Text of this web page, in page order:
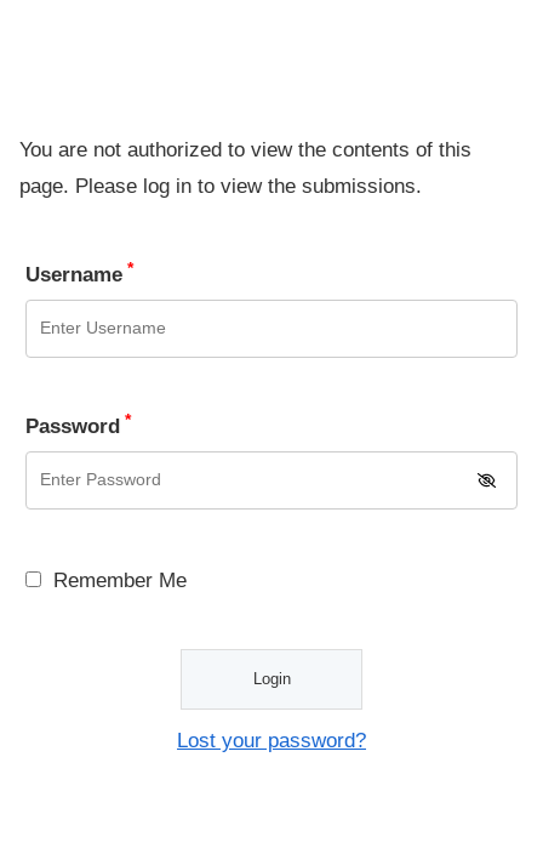
You are not authorized to view the contents of this
page. Please log in to view the submissions.
Username *
Password *
Remember Me
Lost your password?